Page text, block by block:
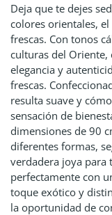
Deja que te dejes
colores orientales,
frescas. Con tonos
culturas del Oriente,
elegancia y
frescas.
resulta suave y
sensación de
dimensiones de 90
diferentes formas,
verdadera joya para
perfectamente con
toque exótico y
la oportunidad de